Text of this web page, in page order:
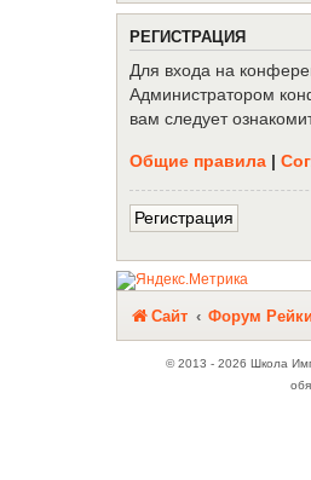
РЕГИСТРАЦИЯ
Для входа на
Администратором
вам следует
Общие правила |
Регистрация
Сайт Форум Рейки
Связаться с
© 2013 - 2026 Школа